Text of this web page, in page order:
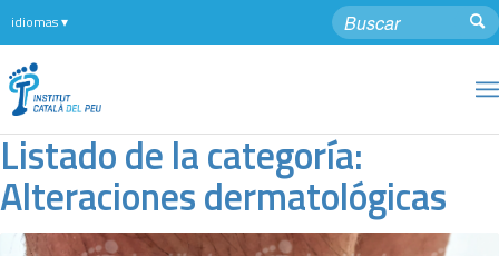
Listado de la categoría:
Alteraciones dermatológicas